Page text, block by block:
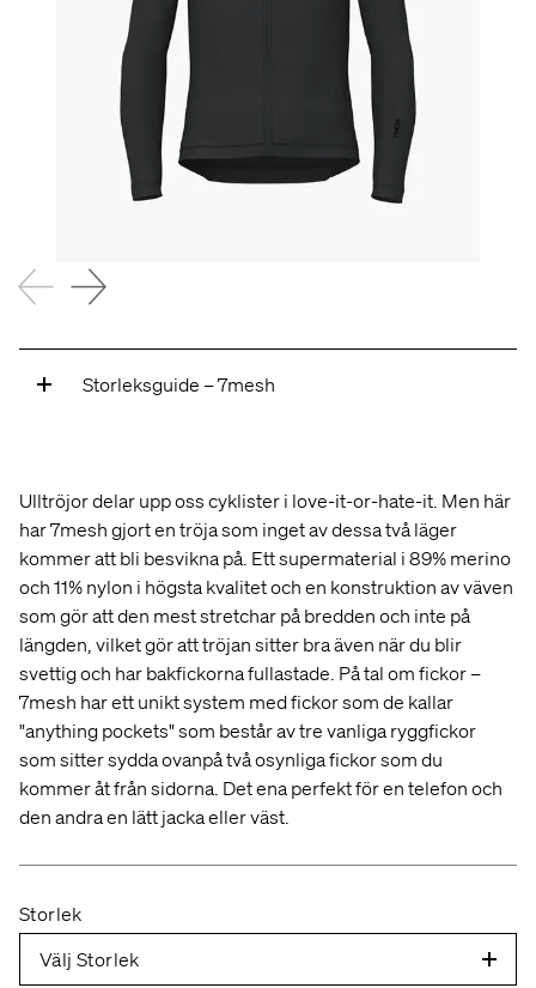
Storleksguide – 7mesh
C — BRÖSTSlappna av i armarna och mät runt
bröstets bredaste parti.
W — MIDJA Mät över ditt smalaste midjeparti.
H — HÖFTHa inte för bylsiga kläder och se till
att fickorna är tomma. Håll fötterna ihop och mät
där omfånget är störst.
T — LÅRStå avslappnat och mät där ditt lår är
som störst. Kolla bägge benen.
Ulltröjor delar upp oss cyklister i love-it-or-hate-it. Men här
har 7mesh gjort en tröja som inget av dessa två läger
kommer att bli besvikna på. Ett supermaterial i 89% merino
och 11% nylon i högsta kvalitet och en konstruktion av väven
som gör att den mest stretchar på bredden och inte på
längden, vilket gör att tröjan sitter bra även när du blir
svettig och har bakfickorna fullastade. På tal om fickor –
7mesh har ett unikt system med fickor som de kallar
"anything pockets" som består av tre vanliga ryggfickor
som sitter sydda ovanpå två osynliga fickor som du
kommer åt från sidorna. Det ena perfekt för en telefon och
den andra en lätt jacka eller väst.
Storlek
Välj Storlek